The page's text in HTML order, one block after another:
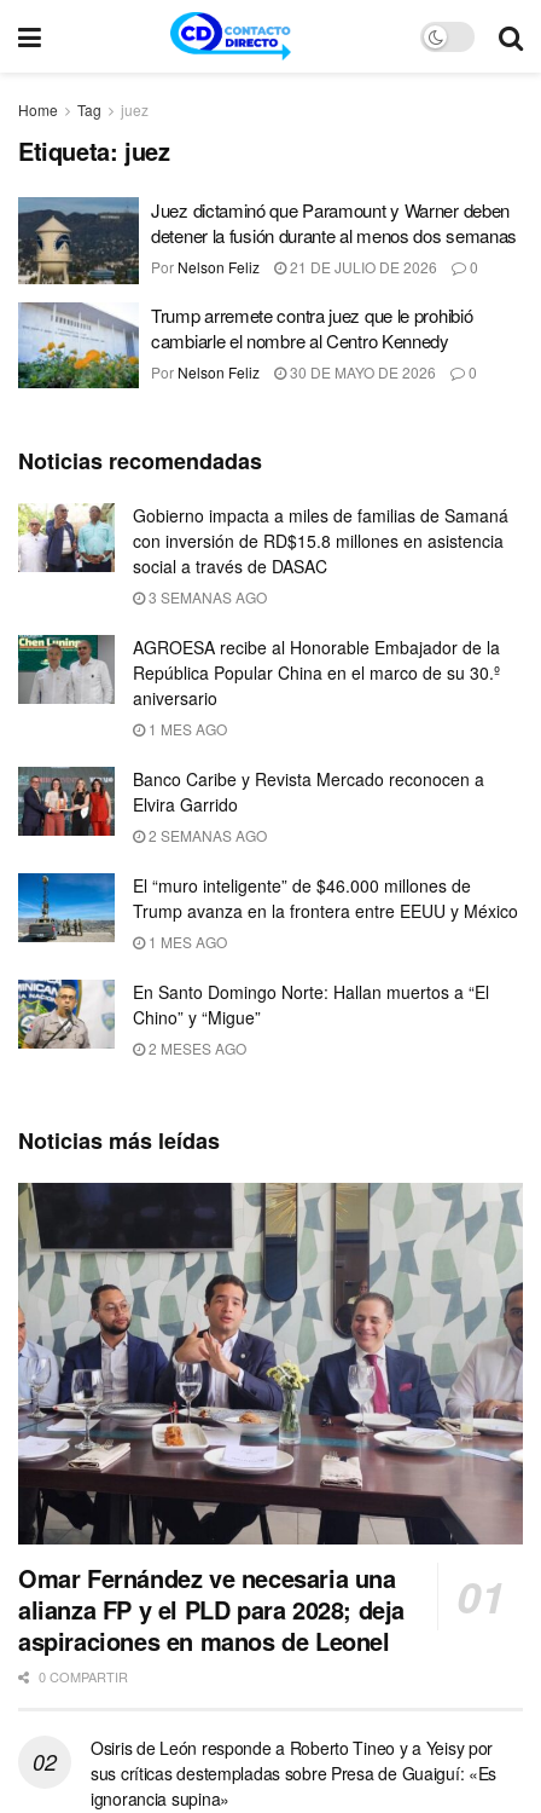
Home Tag juez
Etiqueta: juez
Juez dictaminó que Paramount y Warner deben
detener la fusión durante al menos dos semanas
Por Nelson Feliz 21 DE JULIO DE 2026 0
Trump arremete contra juez que le prohibió
cambiarle el nombre al Centro Kennedy
Por Nelson Feliz 30 DE MAYO DE 2026 0
Noticias recomendadas
Gobierno impacta a miles de familias de Samaná
con inversión de RD$15.8 millones en asistencia
social a través de DASAC
3 SEMANAS AGO
AGROESA recibe al Honorable Embajador de la
República Popular China en el marco de su 30.º
aniversario
1 MES AGO
Banco Caribe y Revista Mercado reconocen a
Elvira Garrido
2 SEMANAS AGO
El “muro inteligente” de $46.000 millones de
Trump avanza en la frontera entre EEUU y México
1 MES AGO
En Santo Domingo Norte: Hallan muertos a “El
Chino” y “Migue”
2 MESES AGO
Noticias más leídas
Omar Fernández ve necesaria una
alianza FP y el PLD para 2028; deja
aspiraciones en manos de Leonel
0 COMPARTIR
Osiris de León responde a Roberto Tineo y a Yeisy por
sus críticas destempladas sobre Presa de Guaiguí: «Es
ignorancia supina»